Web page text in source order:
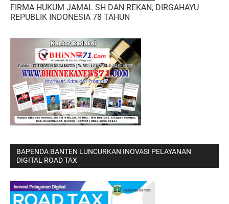
FIRMA HUKUM JAMAL SH DAN REKAN, DIRGAHAYU
REPUBLIK INDONESIA 78 TAHUN
BAPENDA BANTEN LUNCURKAN INOVASI PELAYANAN
DIGITAL ROAD TAX